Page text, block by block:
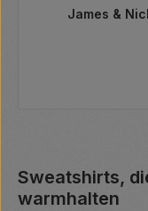
James &
Sweatshirts,
warmhalten